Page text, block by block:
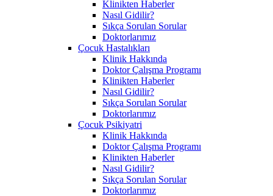
Klinikten Haberler
Nasıl Gidilir?
Sıkça Sorulan Sorular
Doktorlarımız
Çocuk Hastalıkları
Klinik Hakkında
Doktor Çalışma Programı
Klinikten Haberler
Nasıl Gidilir?
Sıkça Sorulan Sorular
Doktorlarımız
Çocuk Psikiyatri
Klinik Hakkında
Doktor Çalışma Programı
Klinikten Haberler
Nasıl Gidilir?
Sıkça Sorulan Sorular
Doktorlarımız